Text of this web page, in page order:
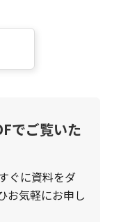
でご覧いた
ぐに資料をダ
お気軽にお申し